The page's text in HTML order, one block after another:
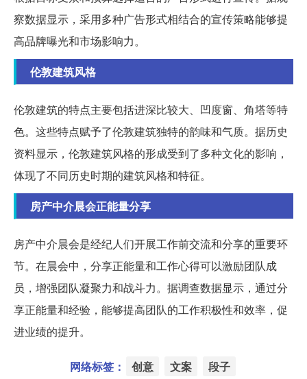
察数据显示，采用多种广告形式相结合的宣传策略能够提
高品牌曝光和市场影响力。
伦敦建筑风格
伦敦建筑的特点主要包括进深比较大、凹度窗、角塔等特
色。这些特点赋予了伦敦建筑独特的韵味和气质。据历史
资料显示，伦敦建筑风格的形成受到了多种文化的影响，
体现了不同历史时期的建筑风格和特征。
房产中介晨会正能量分享
房产中介晨会是经纪人们开展工作前交流和分享的重要环
节。在晨会中，分享正能量和工作心得可以激励团队成
员，增强团队凝聚力和战斗力。据调查数据显示，通过分
享正能量和经验，能够提高团队的工作积极性和效率，促
进业绩的提升。
网络标签： 创意 文案 段子